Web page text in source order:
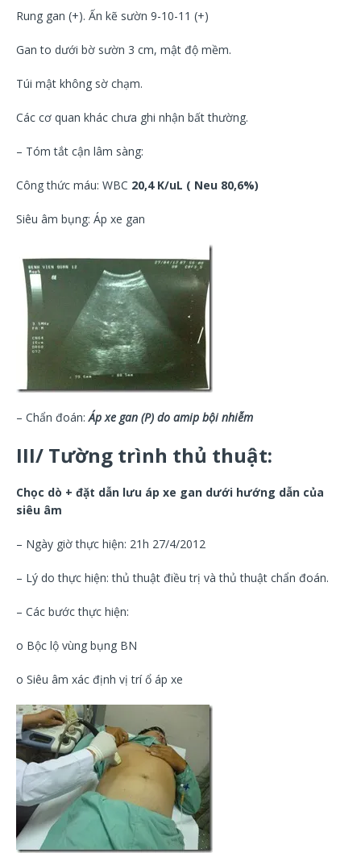
Rung gan (+). Ấn kẽ sườn 9-10-11 (+)
Gan to dưới bờ sườn 3 cm, mật độ mềm.
Túi mật không sờ chạm.
Các cơ quan khác chưa ghi nhận bất thường.
– Tóm tắt cận lâm sàng:
Công thức máu: WBC 20,4 K/uL ( Neu 80,6%)
Siêu âm bụng: Áp xe gan
– Chẩn đoán: Áp xe gan (P) do amip bội nhiễm
III/ Tường trình thủ thuật:
Chọc dò + đặt dẫn lưu áp xe gan dưới hướng dẫn của
siêu âm
– Ngày giờ thực hiện: 21h 27/4/2012
– Lý do thực hiện: thủ thuật điều trị và thủ thuật chẩn đoán.
– Các bước thực hiện:
o Bộc lộ vùng bụng BN
o Siêu âm xác định vị trí ổ áp xe